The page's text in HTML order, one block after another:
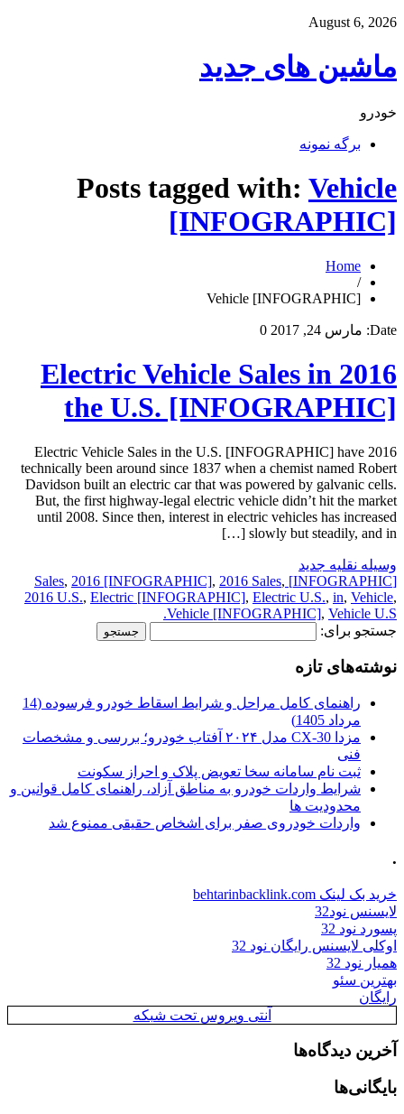
August 6, 2026
ماشین های جدید
خودرو
برگه نمونه
Posts tagged with: Vehicle
[INFOGRAPHIC]
Home
/
Vehicle [INFOGRAPHIC]
Date: مارس 24, 2017 0
2016 Electric Vehicle Sales in
the U.S. [INFOGRAPHIC]
2016 Electric Vehicle Sales in the U.S. [INFOGRAPHIC] have
technically been around since 1837 when a chemist named Robert
Davidson built an electric car that was powered by galvanic cells.
But, the first highway-legal electric vehicle didn’t hit the market
until 2008. Since then, interest in electric vehicles has increased
slowly but steadily, and in […]
وسیله نقلیه جدید
[INFOGRAPHIC] Sales
, 2016 [INFOGRAPHIC], 2016 Sales,
2016 U.S., Electric [INFOGRAPHIC], Electric U.S., in, Vehicle,
Vehicle [INFOGRAPHIC], Vehicle U.S.
جستجو برای:
نوشته‌های تازه
راهنمای کامل مراحل و شرایط اسقاط خودرو فرسوده (14
مرداد 1405)
مزدا CX-30 مدل ۲۰۲۴ آفتاب خودرو؛ بررسی و مشخصات
فنی
ثبت نام سامانه سخا تعویض پلاک و احراز سکونت
شرایط واردات خودرو به مناطق آزاد، راهنمای کامل قوانین و
محدودیت ها
واردات خودروی صفر برای اشخاص حقیقی ممنوع شد
.
خرید بک لینک behtarinbacklink.com
لایسنس نود32
پسورد نود 32
اوکلی لایسنس رایگان نود 32
همیار نود 32
بهترین سئو
رایگان
آنتی ویروس تحت شبکه
آخرین دیدگاه‌ها
بایگانی‌ها